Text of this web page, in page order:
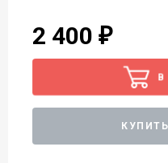
2 400
В